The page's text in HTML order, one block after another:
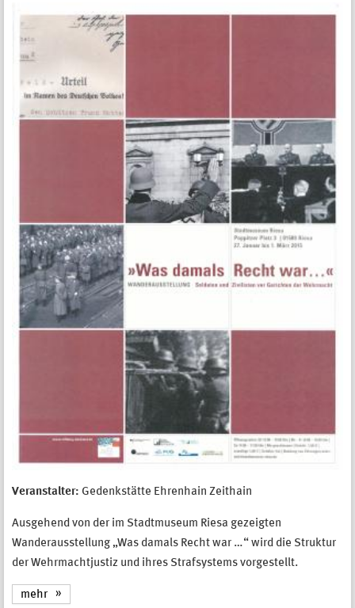
Veranstalter: Gedenkstätte Ehrenhain Zeithain
Ausgehend von der im Stadtmuseum Riesa gezeigten
Wanderausstellung „Was damals Recht war …“ wird die Struktur
der Wehrmachtjustiz und ihres Strafsystems vorgestellt.
mehr